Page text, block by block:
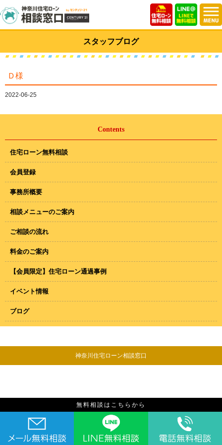
スタッフブログ
Ｄ様
2022-06-25
Contents
住宅ローン無料相談
会員登録
事務所概要
相談メニューのご案内
ご相談の流れ
料金のご案内
【会員限定】住宅ローン通過事例
イベント情報
ブログ
神奈川住宅ローン相談窓口
無料相談はこちらから